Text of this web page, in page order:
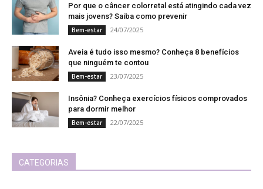
Por que o câncer colorretal está atingindo cada vez
mais jovens? Saiba como prevenir
Bem-estar 24/07/2025
Aveia é tudo isso mesmo? Conheça 8 benefícios
que ninguém te contou
Bem-estar 23/07/2025
Insônia? Conheça exercícios físicos comprovados
para dormir melhor
Bem-estar 22/07/2025
CATEGORIAS